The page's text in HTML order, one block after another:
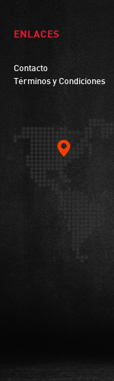
ENLACES
Contacto
Términos y Condiciones